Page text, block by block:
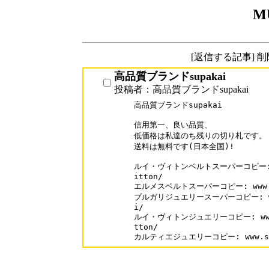
[返信する記事]
高品質ブランドsupakai
投稿者：高品質ブランドsupakai
高品質ブランドsupakai
信用第一、良い品質、
低価格は私達のち残りの切り札です。
送料は無料です(日本全国)!
ルイ・ヴィトンベルトスーパー
itton/
エルメスベルトスーパーコピー:
ブルガリジュエリースーパーコ
i/
ルイ・ヴィトンジュエリーコピ
tton/
カルティエジュエリーコピー: